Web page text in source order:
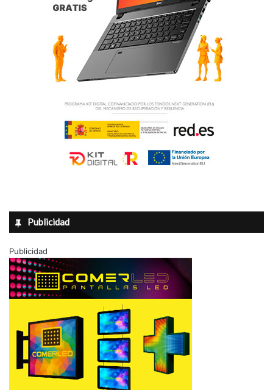
Publicidad
Publicidad